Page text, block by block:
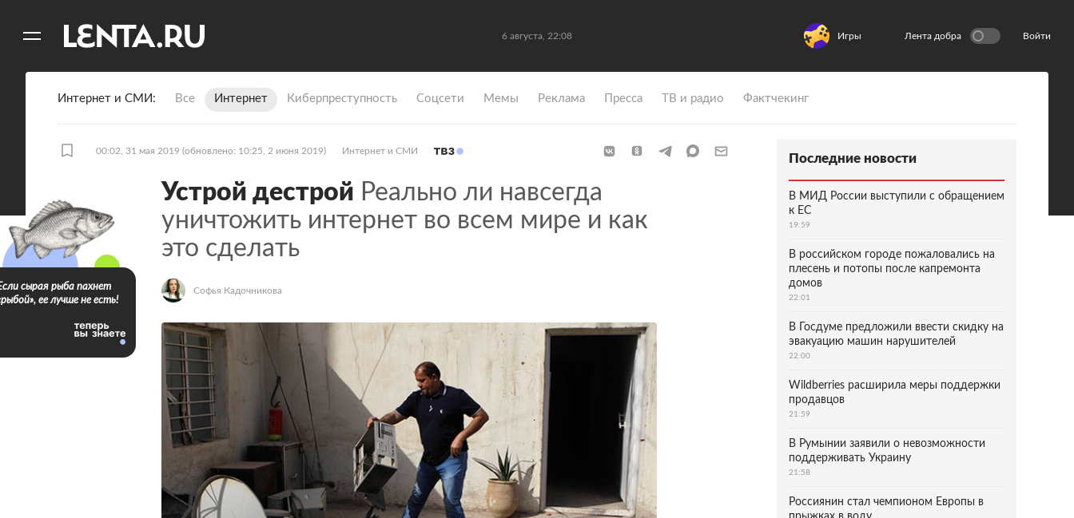
6 августа, 22:08 Игры Лента добра Войти
Интернет и СМИ Все Интернет Киберпреступность Coцсети Мемы Реклама Пресса ТВ и радио Фактчекинг
00:02, 31 мая 2019 (обновлено: 10:25, 2 июня 2019) Интернет и СМИ
Устрой дестрой Реально ли навсегда
уничтожить интернет во всем мире и как
это сделать
Софья Кадочникова
сырая рыба пахнет
ее лучше не есть!
Последние новости
В МИД России выступили с обращением
к ЕС
19:59
В российском городе пожаловались на
плесень и потопы после капремонта
домов
22:01
В Госдуме предложили ввести скидку на
эвакуацию машин нарушителей
22:00
Wildberries расширила меры поддержки
продавцов
21:59
В Румынии заявили о невозможности
поддерживать Украину
21:58
Россиянин стал чемпионом Европы в